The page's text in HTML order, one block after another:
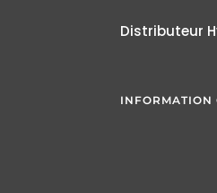
Distributeur
INFORMATION